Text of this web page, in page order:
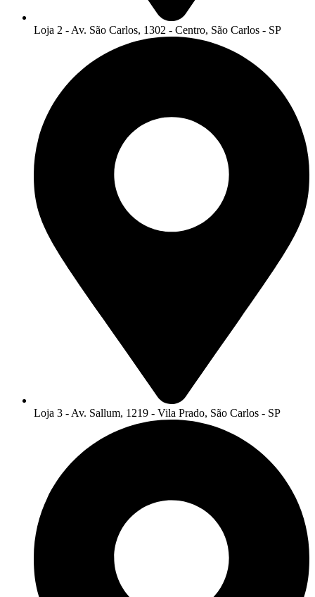
Loja 2 - Av. São Carlos, 1302 - Centro, São Carlos - SP
Loja 3 - Av. Sallum, 1219 - Vila Prado, São Carlos - SP